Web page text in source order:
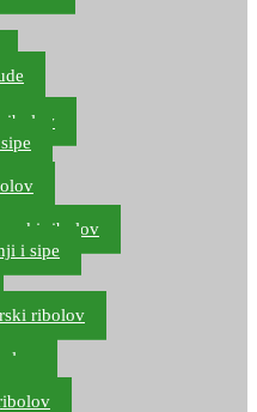
ribolov
ribolov
i sipe
ribolov